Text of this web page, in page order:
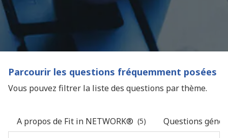
Parcourir les questions fréquemment posées
Vous pouvez filtrer la liste des questions par thème.
A propos de Fit in NETWORK® (5) Questions